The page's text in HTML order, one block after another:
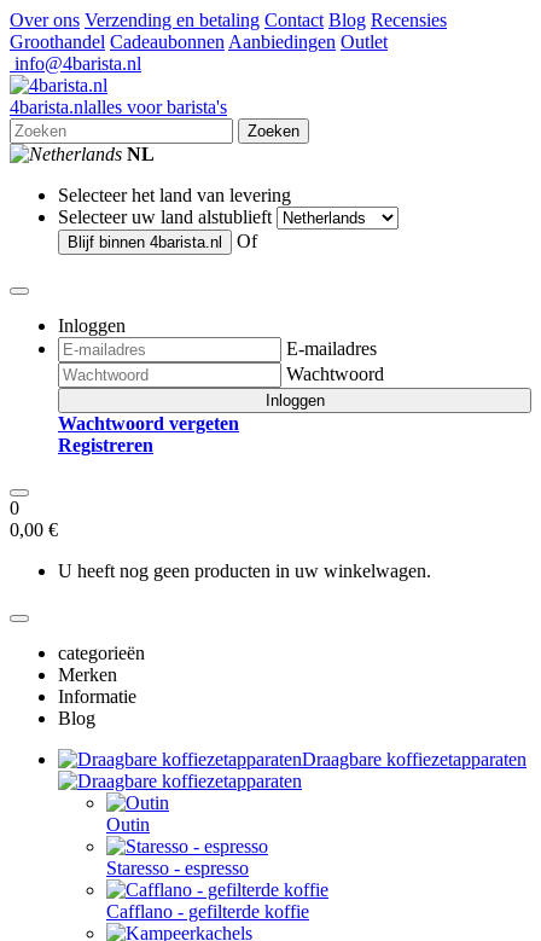
Over ons Verzending en betaling Contact Blog Recensies
Groothandel Cadeaubonnen Aanbiedingen Outlet
info@4barista.nl
4barista.nlalles voor barista's
Zoeken
NL
Selecteer het land van levering
Selecteer uw land alstublieft
Blijf binnen 4barista.nl Of
Inloggen
E-mailadres
Wachtwoord
Inloggen
Wachtwoord vergeten
Registreren
0
0,00 €
U heeft nog geen producten in uw winkelwagen.
categorieën
Merken
Informatie
Blog
Draagbare koffiezetapparaten
Outin
Staresso - espresso
Cafflano - gefilterde koffie